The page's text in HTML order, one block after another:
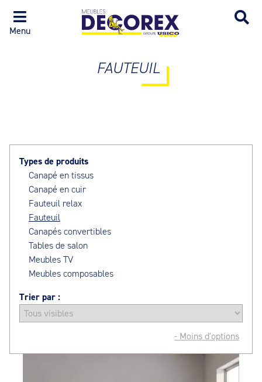
Menu
FAUTEUIL
Types de produits
Canapé en tissus
Canapé en cuir
Fauteuil relax
Fauteuil
Canapés convertibles
Tables de salon
Meubles TV
Meubles composables
Trier par :
- Moins d'options